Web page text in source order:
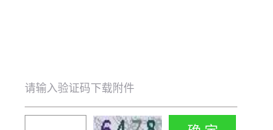
请输入验证码下载附件